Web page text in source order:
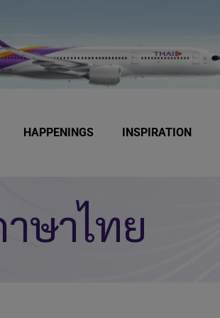
HAPPENINGS INSPIRATION
ษาไทย